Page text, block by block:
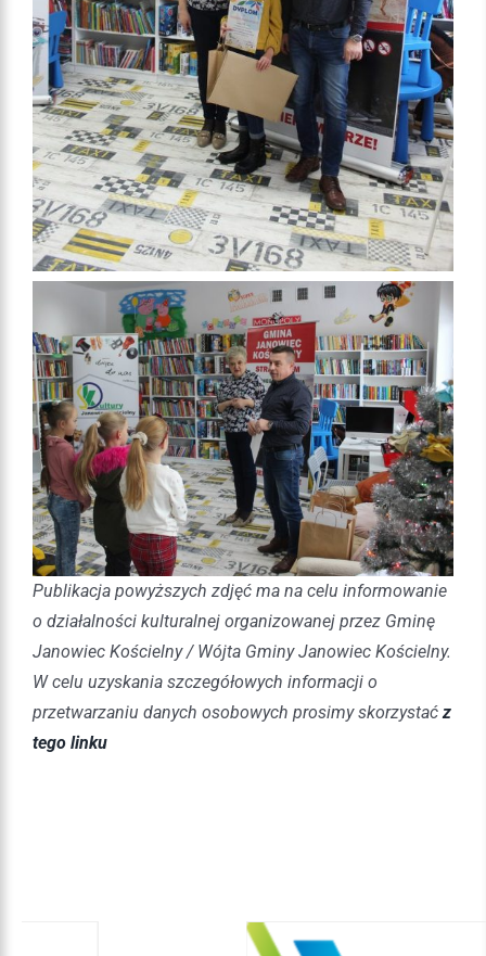
Publikacja powyższych zdjęć ma na celu informowanie
o działalności kulturalnej organizowanej przez Gminę
Janowiec Kościelny / Wójta Gminy Janowiec Kościelny.
W celu uzyskania szczegółowych informacji o
przetwarzaniu danych osobowych prosimy skorzystać z
tego linku